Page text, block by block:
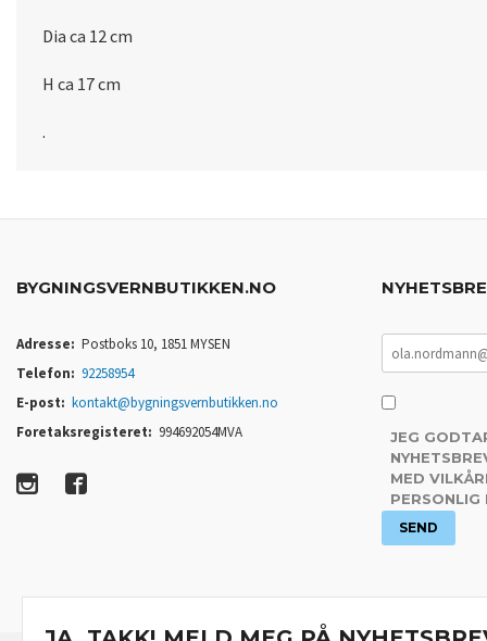
Dia ca 12 cm
H ca 17 cm
.
BYGNINGSVERNBUTIKKEN.NO
Adresse: Postboks 10, 1851 MYSEN
Telefon: 92258954
E-post: kontakt@bygningsvernbutikken.no
Foretaksregisteret: 994692054MVA
JEG
MED
PERSONLIG